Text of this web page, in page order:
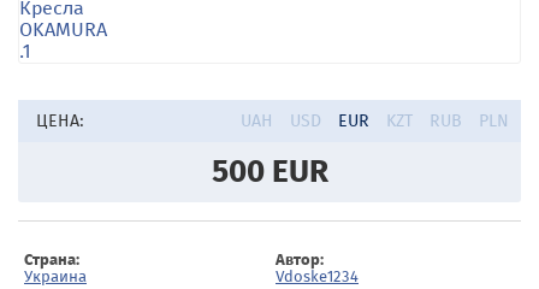
ЦЕНА: UAH USD EUR KZT RUB PLN
500 EUR
Страна:
Украина
Автор:
Vdoske1234